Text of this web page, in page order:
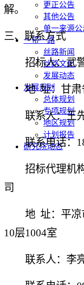
更正公告
其他公告
单一来源公
一带一路
丝路新闻
丝路文化
发展动态
发展规划
总体规划
专项规划
地区规划
计划报告
研究院动态
解。
三、联系方式
招标人：武
地 址：甘
联系人：王
联系电话：
招标代理机
司
地 址：平
10层1004室
联系人： 李